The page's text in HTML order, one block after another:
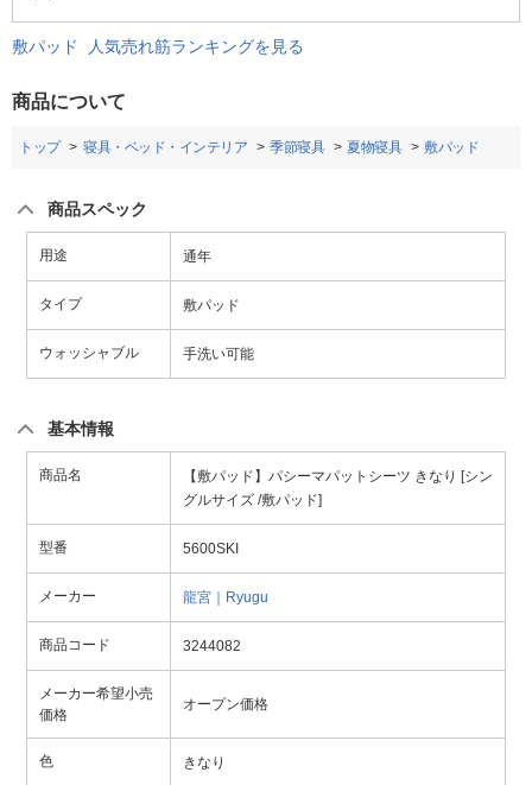
敷パッド 人気売れ筋ランキングを見る
商品について
トップ 寝具・ベッド・インテリア 季節寝具 夏物寝具 敷パッド
商品スペック
用途 通年
タイプ 敷パッド
ウォッシャブル 手洗い可能
基本情報
商品名
【敷パッド】パシーマパットシーツ きなり [シン
グルサイズ /敷パッド]
型番 5600SKI
メーカー 龍宮｜Ryugu
商品コード 3244082
メーカー希望小売
価格
オープン価格
色 きなり